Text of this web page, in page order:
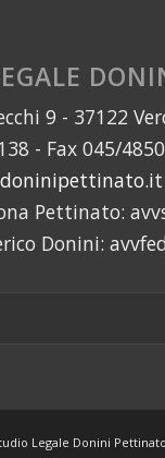
9 - 37122
- Fax 045/
Pettinato:
Donini:
Legale Donini Pettinato